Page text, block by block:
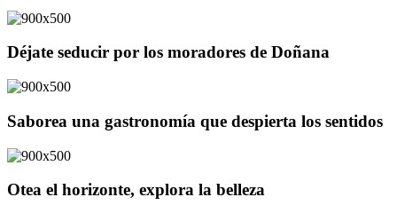
Déjate seducir por los moradores de Doñana
Saborea una gastronomía que despierta los sentidos
Otea el horizonte, explora la belleza